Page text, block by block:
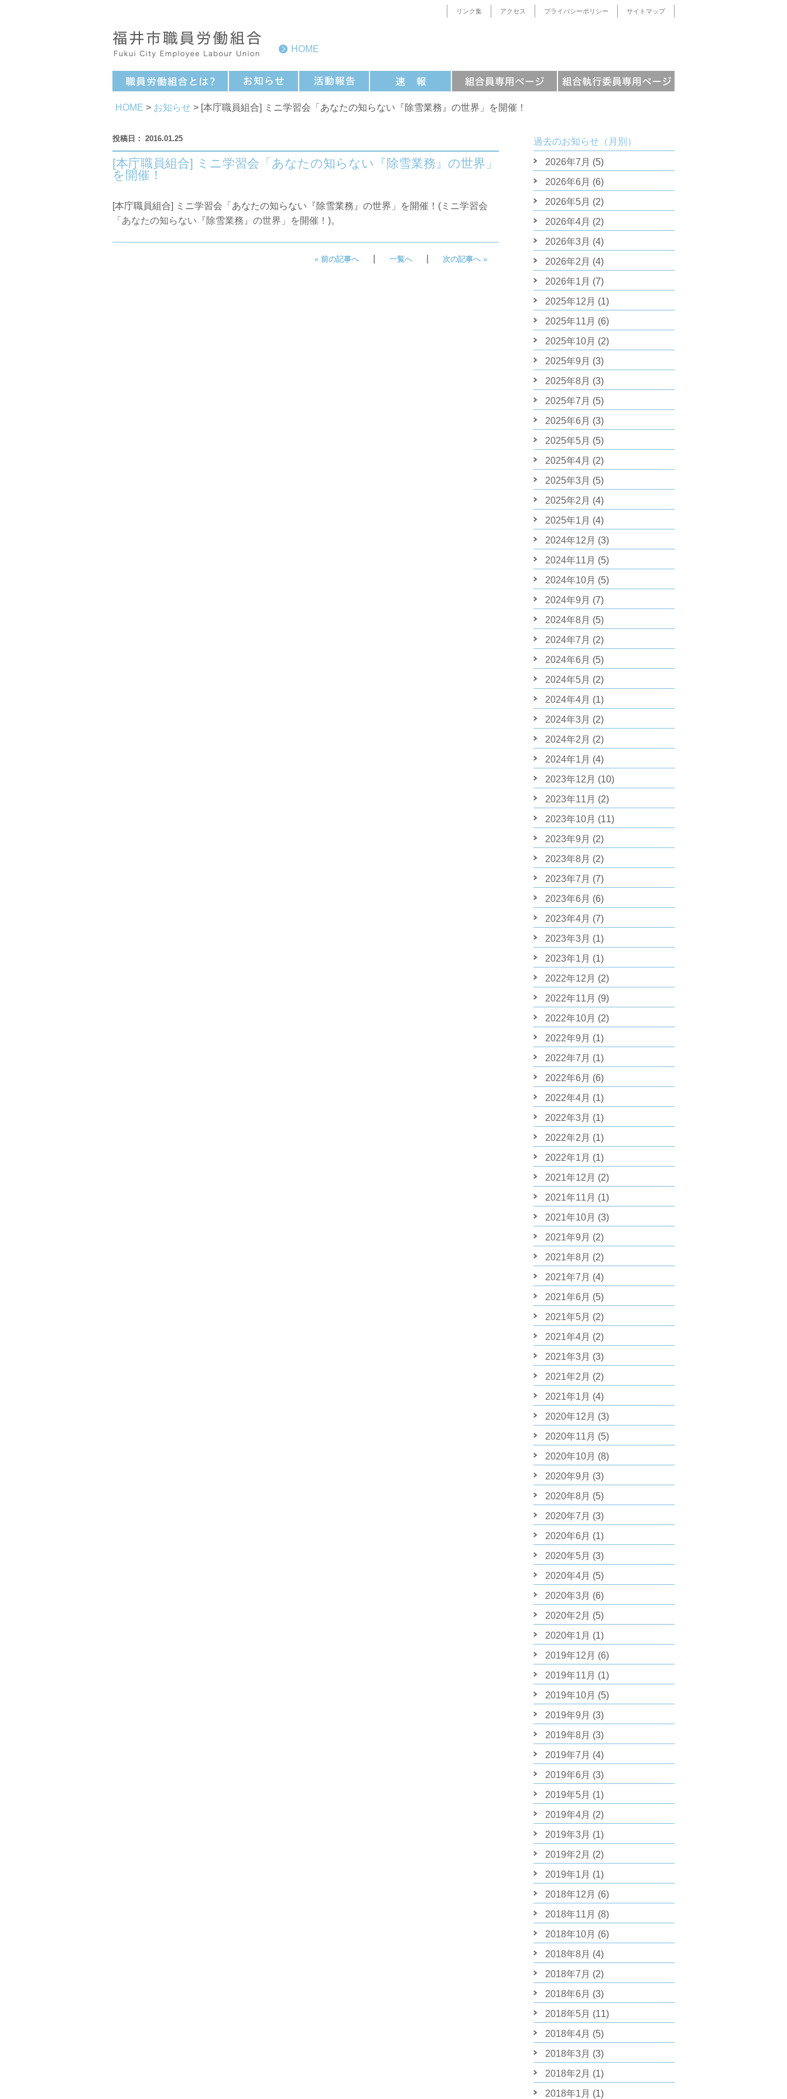
リンク集 アクセス プライバシーポリシー サイトマップ
HOME
HOME > お知らせ > [本庁職員組合] ミニ学習会「あなたの知らない『除雪業務』の世界」を開催！
2016.01.25
[本庁職員組合] ミニ学習会「あなたの知らない『除雪業務』の世界」
を開催！
[本庁職員組合] ミニ学習会「あなたの知らない『除雪業務』の世界」を開催！( ミニ学習会
「あなたの知らない『除雪業務』の世界」を開催！ )。
« 前の記事へ 一覧へ 次の記事へ »
過去のお知らせ（月別）
2026年7月 (5)
2026年6月 (6)
2026年5月 (2)
2026年4月 (2)
2026年3月 (4)
2026年2月 (4)
2026年1月 (7)
2025年12月 (1)
2025年11月 (6)
2025年10月 (2)
2025年9月 (3)
2025年8月 (3)
2025年7月 (5)
2025年6月 (3)
2025年5月 (5)
2025年4月 (2)
2025年3月 (5)
2025年2月 (4)
2025年1月 (4)
2024年12月 (3)
2024年11月 (5)
2024年10月 (5)
2024年9月 (7)
2024年8月 (5)
2024年7月 (2)
2024年6月 (5)
2024年5月 (2)
2024年4月 (1)
2024年3月 (2)
2024年2月 (2)
2024年1月 (4)
2023年12月 (10)
2023年11月 (2)
2023年10月 (11)
2023年9月 (2)
2023年8月 (2)
2023年7月 (7)
2023年6月 (6)
2023年4月 (7)
2023年3月 (1)
2023年1月 (1)
2022年12月 (2)
2022年11月 (9)
2022年10月 (2)
2022年9月 (1)
2022年7月 (1)
2022年6月 (6)
2022年4月 (1)
2022年3月 (1)
2022年2月 (1)
2022年1月 (1)
2021年12月 (2)
2021年11月 (1)
2021年10月 (3)
2021年9月 (2)
2021年8月 (2)
2021年7月 (4)
2021年6月 (5)
2021年5月 (2)
2021年4月 (2)
2021年3月 (3)
2021年2月 (2)
2021年1月 (4)
2020年12月 (3)
2020年11月 (5)
2020年10月 (8)
2020年9月 (3)
2020年8月 (5)
2020年7月 (3)
2020年6月 (1)
2020年5月 (3)
2020年4月 (5)
2020年3月 (6)
2020年2月 (5)
2020年1月 (1)
2019年12月 (6)
2019年11月 (1)
2019年10月 (5)
2019年9月 (3)
2019年8月 (3)
2019年7月 (4)
2019年6月 (3)
2019年5月 (1)
2019年4月 (2)
2019年3月 (1)
2019年2月 (2)
2019年1月 (1)
2018年12月 (6)
2018年11月 (8)
2018年10月 (6)
2018年8月 (4)
2018年7月 (2)
2018年6月 (3)
2018年5月 (11)
2018年4月 (5)
2018年3月 (3)
2018年2月 (1)
2018年1月 (1)